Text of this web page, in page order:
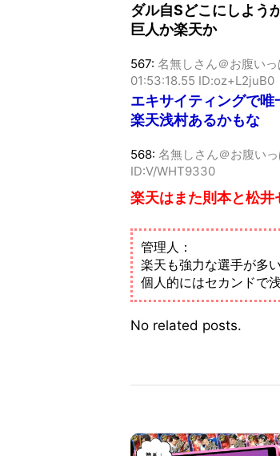
ダル自Sどこにしよう
巨人か楽天か
567: 名無しさん＠お腹い
01:53:18.55 ID:oz+L2juB0
エキサイティングで
楽天浅村あるかもな
568: 名無しさん＠お腹い
ID:V/WHT9330
楽天はまた則本と松井
管理人：
楽天も強力な選手が多
個人的にはセカンドで
No related posts.